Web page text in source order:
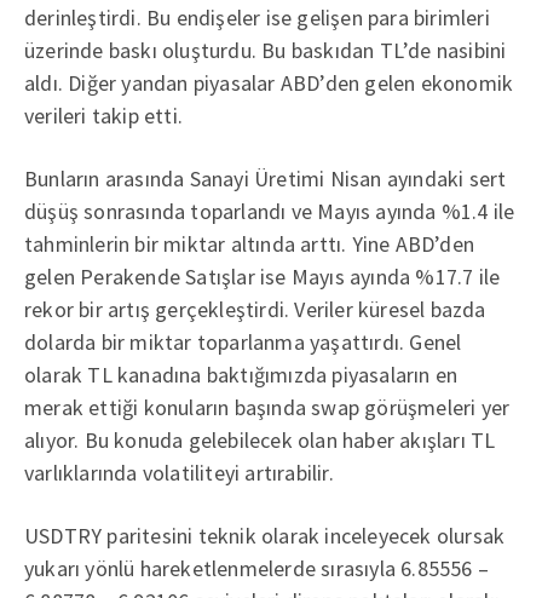
derinleştirdi. Bu endişeler ise gelişen para birimleri
üzerinde baskı oluşturdu. Bu baskıdan TL’de nasibini
aldı. Diğer yandan piyasalar ABD’den gelen ekonomik
verileri takip etti.
Bunların arasında Sanayi Üretimi Nisan ayındaki sert
düşüş sonrasında toparlandı ve Mayıs ayında %1.4 ile
tahminlerin bir miktar altında arttı. Yine ABD’den
gelen Perakende Satışlar ise Mayıs ayında %17.7 ile
rekor bir artış gerçekleştirdi. Veriler küresel bazda
dolarda bir miktar toparlanma yaşattırdı. Genel
olarak TL kanadına baktığımızda piyasaların en
merak ettiği konuların başında swap görüşmeleri yer
alıyor. Bu konuda gelebilecek olan haber akışları TL
varlıklarında volatiliteyi artırabilir.
USDTRY paritesini teknik olarak inceleyecek olursak
yukarı yönlü hareketlenmelerde sırasıyla 6.85556 –